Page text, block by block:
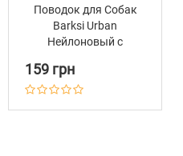
Поводок для Собак
Barksi Urban
Нейлоновый с
Карабином Antiq
Вышиванка Красный
159 грн